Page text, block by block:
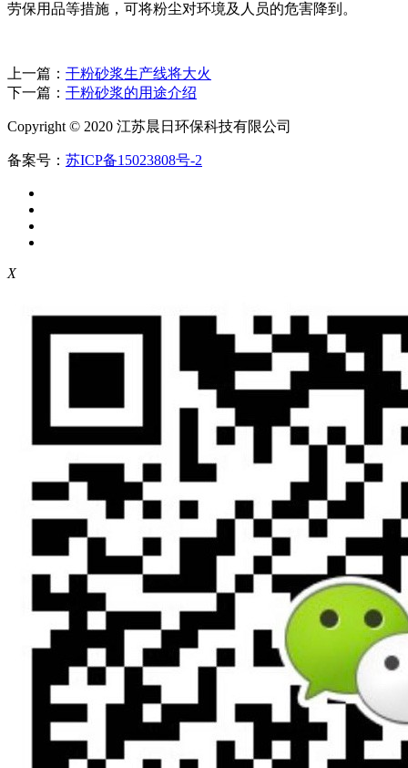
劳保用品等措施，可将粉尘对环境及人员的危害降到。
上一篇： 干粉砂浆生产线将大火
下一篇： 干粉砂浆的用途介绍
Copyright © 2020 江苏晨日环保科技有限公司
备案号： 苏ICP备15023808号-2
X